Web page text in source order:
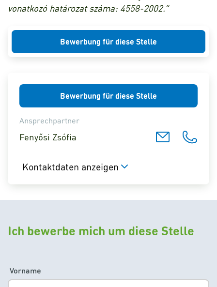
vonatkozó határozat száma: 4558-2002.”
Bewerbung für diese Stelle
Bewerbung für diese Stelle
Ansprechpartner
Fenyősi Zsófia
Kontaktdaten anzeigen
Ich bewerbe mich um diese Stelle
Vorname